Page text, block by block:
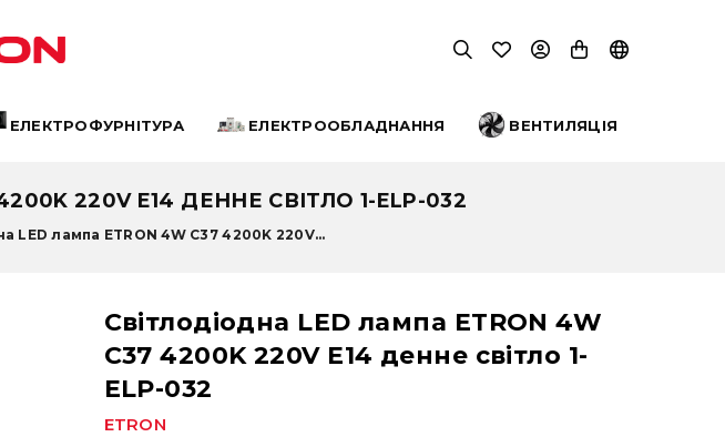
ЕЛЕКТРОФУРНІТУРА ЕЛЕКТРООБЛАДНАННЯ ВЕНТИЛЯЦІЯ
220V E14 ДЕННЕ СВІТЛО 1-ELP-032
LED лампа ETRON 4W C37 4200K 220V...
Світлодіодна LED лампа ETRON 4W
C37 4200K 220V E14 денне світло 1-
ELP-032
ETRON